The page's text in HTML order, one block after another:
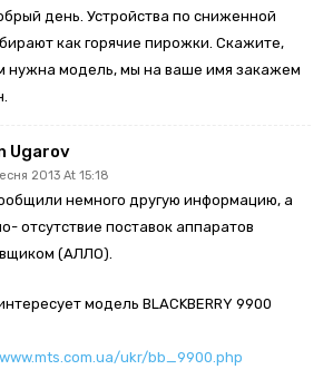
день. Устройства по сниженной
как горячие пирожки. Скажите,
нужна модель, мы на ваше имя закажем
Ugarov
2013 At 15:18
немного другую информацию, а
отсутствие поставок аппаратов
(АЛЛО).
модель BLACKBERRY 9900
ukr/bb_9900.php